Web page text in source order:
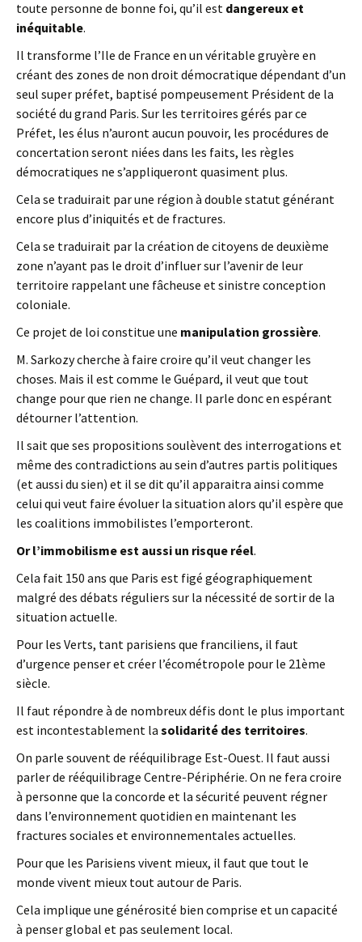
toute personne de bonne foi, qu’il est dangereux et
inéquitable.
Il transforme l’Ile de France en un véritable gruyère en
créant des zones de non droit démocratique dépendant d’un
seul super préfet, baptisé pompeusement Président de la
société du grand Paris. Sur les territoires gérés par ce
Préfet, les élus n’auront aucun pouvoir, les procédures de
concertation seront niées dans les faits, les règles
démocratiques ne s’appliqueront quasiment plus.
Cela se traduirait par une région à double statut générant
encore plus d’iniquités et de fractures.
Cela se traduirait par la création de citoyens de deuxième
zone n’ayant pas le droit d’influer sur l’avenir de leur
territoire rappelant une fâcheuse et sinistre conception
coloniale.
Ce projet de loi constitue une manipulation grossière.
M. Sarkozy cherche à faire croire qu’il veut changer les
choses. Mais il est comme le Guépard, il veut que tout
change pour que rien ne change. Il parle donc en espérant
détourner l’attention.
Il sait que ses propositions soulèvent des interrogations et
même des contradictions au sein d’autres partis politiques
(et aussi du sien) et il se dit qu’il apparaitra ainsi comme
celui qui veut faire évoluer la situation alors qu’il espère que
les coalitions immobilistes l’emporteront.
Or l’immobilisme est aussi un risque réel.
Cela fait 150 ans que Paris est figé géographiquement
malgré des débats réguliers sur la nécessité de sortir de la
situation actuelle.
Pour les Verts, tant parisiens que franciliens, il faut
d’urgence penser et créer l’écométropole pour le 21ème
siècle.
Il faut répondre à de nombreux défis dont le plus important
est incontestablement la solidarité des territoires.
On parle souvent de rééquilibrage Est-Ouest. Il faut aussi
parler de rééquilibrage Centre-Périphérie. On ne fera croire
à personne que la concorde et la sécurité peuvent régner
dans l’environnement quotidien en maintenant les
fractures sociales et environnementales actuelles.
Pour que les Parisiens vivent mieux, il faut que tout le
monde vivent mieux tout autour de Paris.
Cela implique une générosité bien comprise et un capacité
à penser global et pas seulement local.